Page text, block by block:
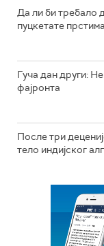
Да ли би требало
пуцкетате прстима
Гуча дан други:
фајронта
После три
тело индијског